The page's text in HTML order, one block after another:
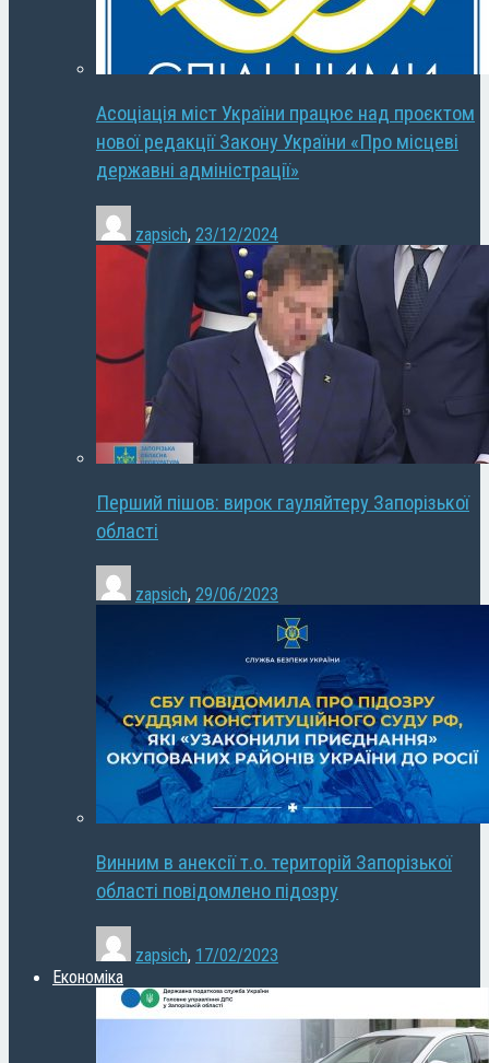
Асоціація міст України працює над проєктом
нової редакції Закону України «Про місцеві
державні адміністрації»
zapsich, 23/12/2024
Перший пішов: вирок гауляйтеру Запорізької
області
zapsich, 29/06/2023
Винним в анексії т.о. територій Запорізької
області повідомлено підозру
zapsich, 17/02/2023
Економіка